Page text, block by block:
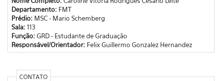
Departamento: FMT
Prédio: MSC - Mario Schemberg
Sala: 113
Função: GRD - Estudante de Graduação
Responsável/Orientador: Felix Guillermo Gonzalez Hernandez
CONTATO